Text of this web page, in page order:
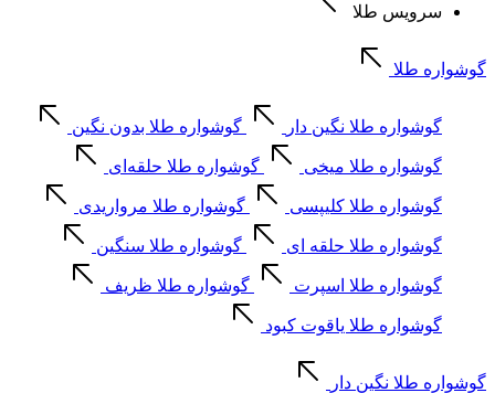
سرویس طلا
گوشواره طلا
گوشواره طلا نگین دار گوشواره طلا بدون نگین
گوشواره طلا میخی گوشواره طلا حلقه‌ای
گوشواره طلا کلیپسی گوشواره طلا مرواریدی
گوشواره طلا حلقه ای گوشواره طلا سنگین
گوشواره طلا اسپرت گوشواره طلا ظریف
گوشواره طلا یاقوت کبود
گوشواره طلا نگین دار